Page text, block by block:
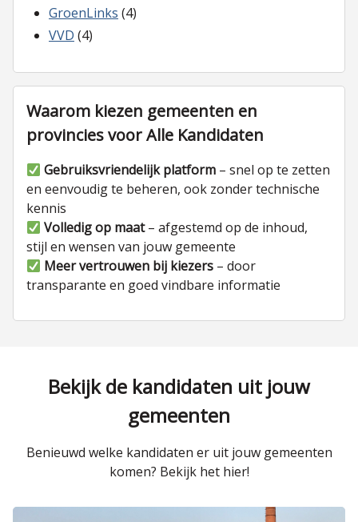
GroenLinks (4)
VVD (4)
Waarom kiezen gemeenten en
provincies voor Alle Kandidaten
Gebruiksvriendelijk platform – snel op te zetten
en eenvoudig te beheren, ook zonder technische
kennis
Volledig op maat– afgestemd op de inhoud,
stijl en wensen van jouw gemeente
Meer vertrouwen bij kiezers – door
transparante en goed vindbare informatie
Bekijk de kandidaten uit jouw
gemeenten
Benieuwd welke kandidaten er uit jouw gemeenten
komen? Bekijk het hier!